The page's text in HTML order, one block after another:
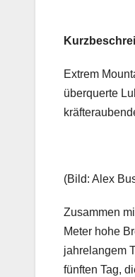
Extrem
überquerte
(Bild: Alex
Zusammen
Meter hohe
jahrelangem
fünften Tag,